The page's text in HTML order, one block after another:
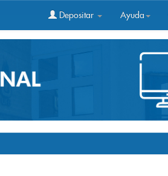
Depositar Ayuda